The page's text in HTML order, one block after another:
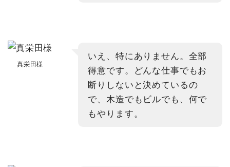
真栄田様
いえ、特にありません。全部
得意です。どんな仕事でもお
断りしないと決めているの
で、木造でもビルでも、何で
もやります。